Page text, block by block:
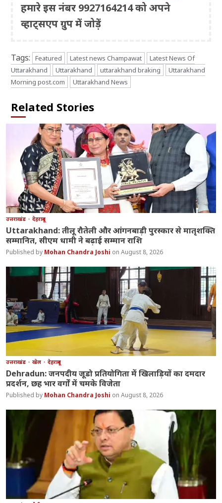
हमारे इस नंबर 9927164214 को अपने
व्हाट्सएप ग्रुप में जोड़ें
Tags: Featured Latest news Champawat
Latest News Of
Uttarakhand
Uttarakhand uttarakhand braking
Uttarakhand
Morning post.com
Uttarakhand News
Related Stories
उत्तराखंड देहरादून
Uttarakhand: तीलू रौतेली और आंगनबाड़ी पुरस्कार से मातृशक्ति
सम्मानित, सीएम धामी ने बढ़ाई सम्मान राशि
Mohan Chandra Joshi August 8, 2026
उत्तराखंड खेल देहरादून
Dehradun: जनपदीय जूडो प्रतियोगिता में खिलाड़ियों का दमदार
प्रदर्शन, छह भार वर्गों में चमके विजेता
Mohan Chandra Joshi August 8, 2026